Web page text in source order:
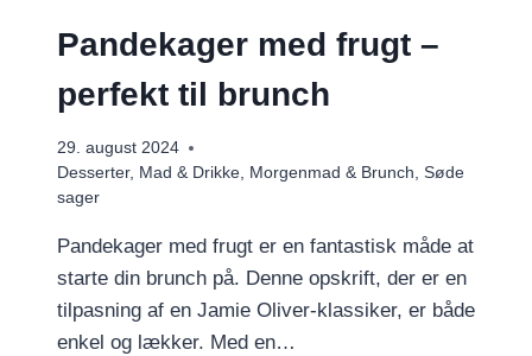
Pandekager med frugt –
perfekt til brunch
29. august 2024
Desserter, Mad & Drikke, Morgenmad & Brunch, Søde
sager
Pandekager med frugt er en fantastisk måde at
starte din brunch på. Denne opskrift, der er en
tilpasning af en Jamie Oliver-klassiker, er både
enkel og lækker. Med en…